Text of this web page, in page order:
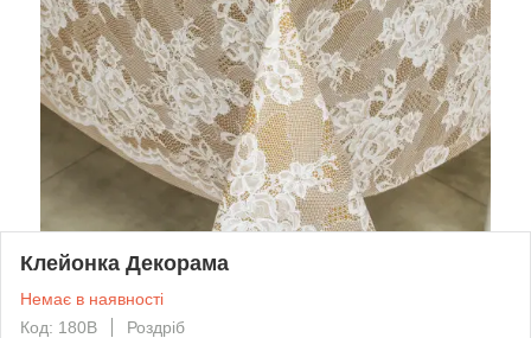
Клейонка Декорама
Немає в наявності
Код: 180В
Роздріб